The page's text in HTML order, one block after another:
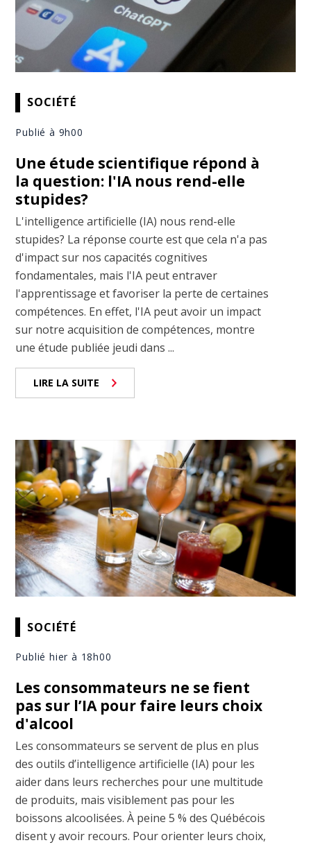
SOCIÉTÉ
Publié à 9h00
Une étude scientifique répond à
la question: l'IA nous rend-elle
stupides?
L'intelligence artificielle (IA) nous rend-elle
stupides? La réponse courte est que cela n'a pas
d'impact sur nos capacités cognitives
fondamentales, mais l'IA peut entraver
l'apprentissage et favoriser la perte de certaines
compétences. En effet, l'IA peut avoir un impact
sur notre acquisition de compétences, montre
une étude publiée jeudi dans ...
LIRE LA SUITE
SOCIÉTÉ
Publié hier à 18h00
Les consommateurs ne se fient
pas sur l’IA pour faire leurs choix
d'alcool
Les consommateurs se servent de plus en plus
des outils d’intelligence artificielle (IA) pour les
aider dans leurs recherches pour une multitude
de produits, mais visiblement pas pour les
boissons alcoolisées. À peine 5 % des Québécois
disent y avoir recours. Pour orienter leurs choix,